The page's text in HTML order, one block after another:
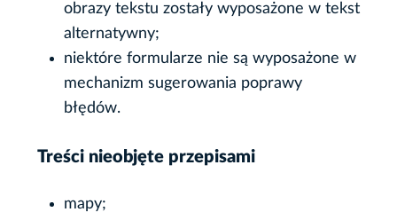
obrazy tekstu zostały wyposażone w tekst
alternatywny;
niektóre formularze nie są wyposażone w
mechanizm sugerowania poprawy
błędów.
Treści nieobjęte przepisami
mapy;